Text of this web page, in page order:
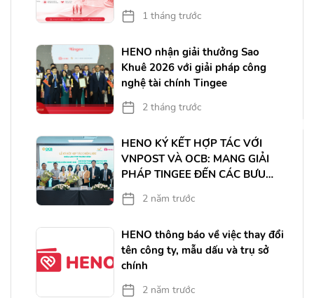
1 tháng trước
HENO nhận giải thưởng Sao
Khuê 2026 với giải pháp công
nghệ tài chính Tingee
2 tháng trước
HENO KÝ KẾT HỢP TÁC VỚI
VNPOST VÀ OCB: MANG GIẢI
PHÁP TINGEE ĐẾN CÁC BƯU
ĐIỆN TRÊN TOÀN QUỐC
2 năm trước
HENO thông báo về việc thay đổi
tên công ty, mẫu dấu và trụ sở
chính
2 năm trước